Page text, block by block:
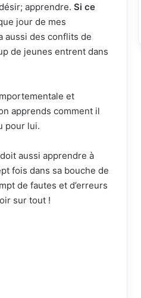
apprendre. Si ce
jour de mes
aussi des conflits de
de jeunes entrent dans
et
apprends comment il
pour lui.
aussi apprendre à
fois dans sa bouche de
de fautes et d’erreurs
sur tout !